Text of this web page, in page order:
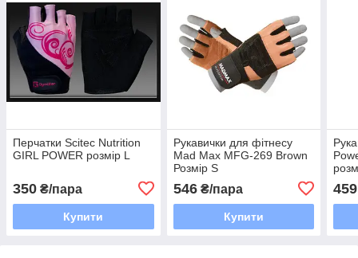
Перчатки Scitec Nutrition
GIRL POWER розмір L
350 ₴/пара
Купити
Рукавички для фітнесу
Mad Max MFG-269 Brown
Розмір S
546₴/пара
Купити
459